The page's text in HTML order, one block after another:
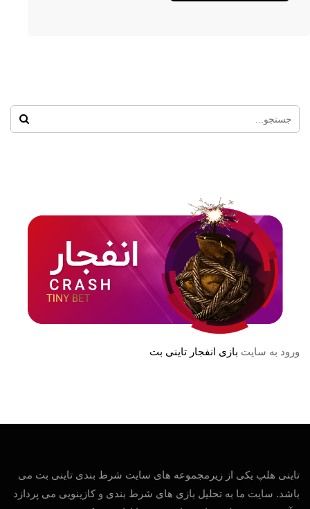
ورود به سایت بازی انفجار تاینی بت
تاینی هلپ یکی از زیرمجموعه های سایت شرط بندی تاینی بت می
باشد. سایت ما به تحلیل بازی های شرط بندی و کازینویی می پردازد